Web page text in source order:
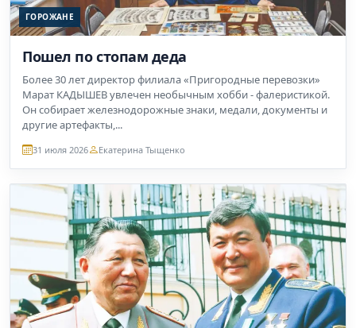
ГОРОЖАНЕ
Пошел по стопам деда
Более 30 лет директор филиала «Пригородные перевозки»
Марат КАДЫШЕВ увлечен необычным хобби - фалеристикой.
Он собирает железнодорожные знаки, медали, документы и
другие артефакты,...
31 июля 2026 Екатерина Тыщенко